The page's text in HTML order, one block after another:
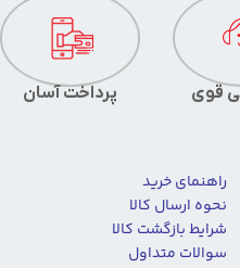
پرداخت آسان قوی
راهنمای خرید
نحوه ارسال کالا
شرایط بازگشت کالا
سوالات متداول